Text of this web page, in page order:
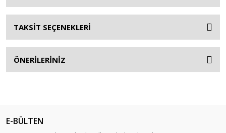
TAKSİT SEÇENEKLERİ
ÖNERİLERİNİZ
E-BÜLTEN